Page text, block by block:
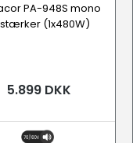
PA-948S mono
(1x480W)
5.899 DKK